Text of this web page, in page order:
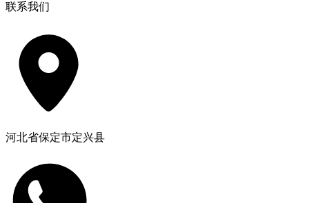
联系我们
河北省保定市定兴县